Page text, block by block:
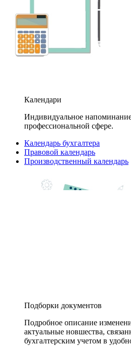
Календари
Индивидуальное
профессиональной сфере.
Календарь бухгалтера
Правовой календарь
Производственный календарь
Подборки документов
Подробное описание
актуальные новшества,
бухгалтерским учетом в